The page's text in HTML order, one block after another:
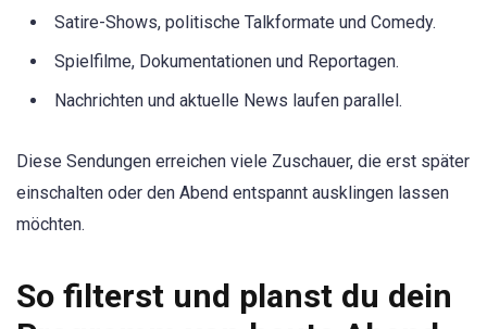
Satire-Shows, politische Talkformate und Comedy.
Spielfilme, Dokumentationen und Reportagen.
Nachrichten und aktuelle News laufen parallel.
Diese Sendungen erreichen viele Zuschauer, die erst später
einschalten oder den Abend entspannt ausklingen lassen
möchten.
So filterst und planst du dein